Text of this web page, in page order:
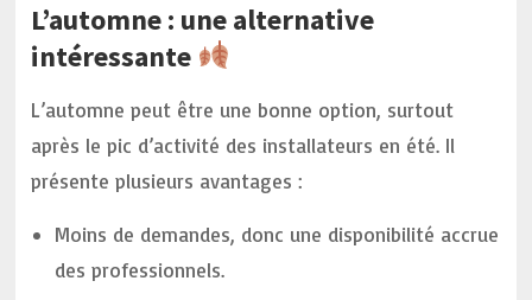
L’automne : une alternative
intéressante
L’automne peut être une bonne option, surtout
après le pic d’activité des installateurs en été. Il
présente plusieurs avantages :
Moins de demandes, donc une disponibilité accrue
des professionnels.